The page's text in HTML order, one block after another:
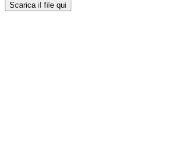
Scarica il file qui